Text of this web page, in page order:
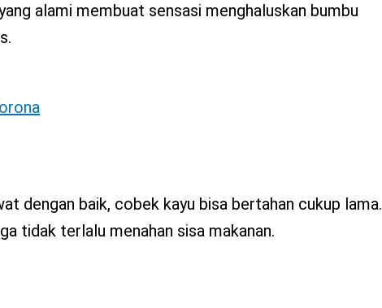
alami membuat sensasi menghaluskan bumbu
dengan baik, cobek kayu bisa bertahan cukup lama.
tidak terlalu menahan sisa makanan.